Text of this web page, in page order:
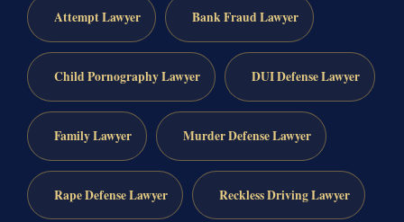
Attempt Lawyer Bank Fraud Lawyer
Child Pornography Lawyer DUI Defense Lawyer
Family Lawyer Murder Defense Lawyer
Rape Defense Lawyer Reckless Driving Lawyer